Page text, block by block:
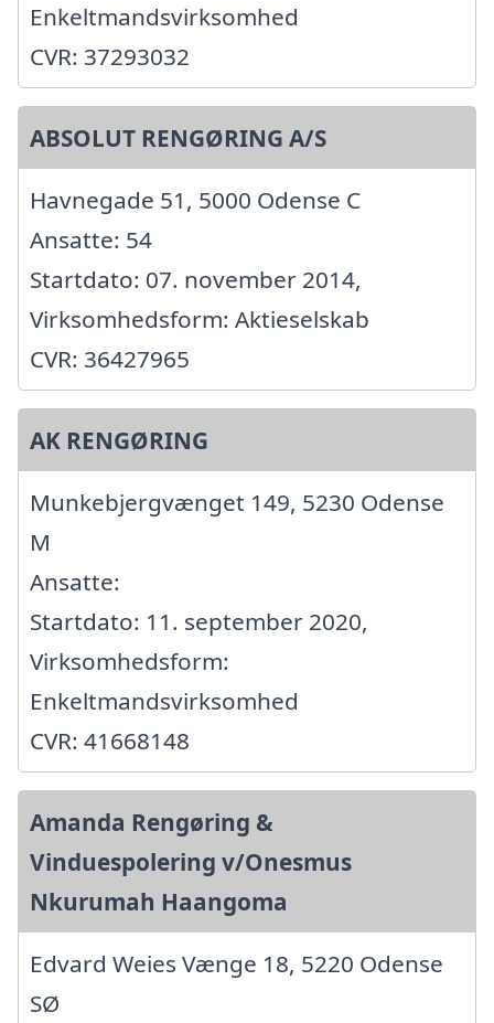
Enkeltmandsvirksomhed
CVR: 37293032
ABSOLUT RENGØRING A/S
Havnegade 51, 5000 Odense C
Ansatte: 54
Startdato: 07. november 2014,
Virksomhedsform: Aktieselskab
CVR: 36427965
AK RENGØRING
Munkebjergvænget 149, 5230 Odense
M
Ansatte:
Startdato: 11. september 2020,
Virksomhedsform:
Enkeltmandsvirksomhed
CVR: 41668148
Amanda Rengøring &
Vinduespolering v/Onesmus
Nkurumah Haangoma
Edvard Weies Vænge 18, 5220 Odense
SØ